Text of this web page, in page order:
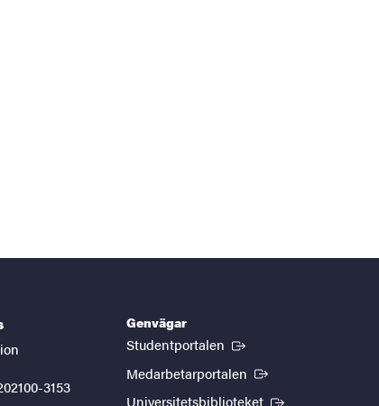
3153
Genvägar
Studentportalen (Extern länk)
Medarbetarportalen (Extern länk)
Universitetsbiblioteket (Extern länk)